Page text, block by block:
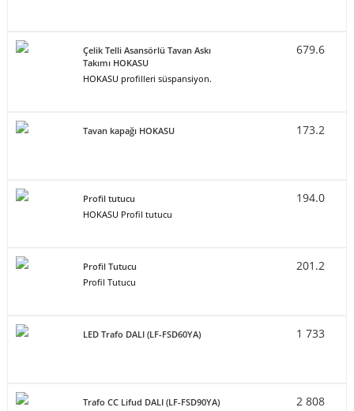
Çelik Telli Asansörlü Tavan Askı
Takımı HOKASU
HOKASU profilleri süspansiyon.
679.6
Tavan kapağı HOKASU 173.2
Profil tutucu
HOKASU Profil tutucu
194.0
Profil Tutucu
Profil Tutucu
201.2
LED Trafo DALI (LF-FSD60YA) 1 733
Trafo CC Lifud DALI (LF-FSD90YA)
2 808